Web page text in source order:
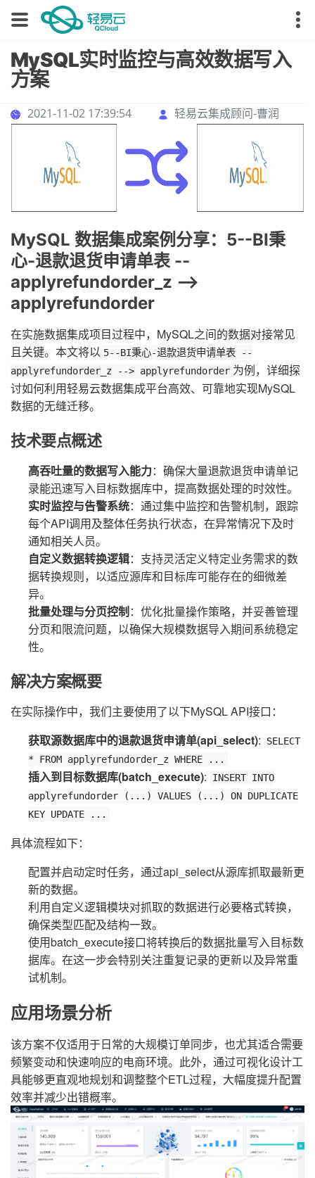
MySQL实时监控与高效数据写入
方案
2021-11-02 17:39:54 轻易云集成顾问-曹润
MySQL 数据集成案例分享：5--BI秉
心-退款退货申请单表 --
applyrefundorder_z -->
applyrefundorder
在实施数据集成项目过程中，MySQL之间的数据对接常见
且关键。本文将以 5--BI秉心-退款退货申请单表 --
applyrefundorder_z --> applyrefundorder 为例，详细探
讨如何利用轻易云数据集成平台高效、可靠地实现MySQL
数据的无缝迁移。
技术要点概述
高吞吐量的数据写入能力：确保大量退款退货申请单记
录能迅速写入目标数据库中，提高数据处理的时效性。
实时监控与告警系统：通过集中监控和告警机制，跟踪
每个API调用及整体任务执行状态，在异常情况下及时
通知相关人员。
自定义数据转换逻辑：支持灵活定义特定业务需求的数
据转换规则，以适应源库和目标库可能存在的细微差
异。
批量处理与分页控制：优化批量操作策略，并妥善管理
分页和限流问题，以确保大规模数据导入期间系统稳定
性。
解决方案概要
在实际操作中，我们主要使用了以下MySQL API接口：
获取源数据库中的退款退货申请单(api_select):
SELECT
* FROM applyrefundorder_z WHERE ...
插入到目标数据库(batch_execute):
INSERT INTO
applyrefundorder (...) VALUES (...) ON DUPLICATE
KEY UPDATE ...
具体流程如下：
配置并启动定时任务，通过api_select从源库抓取最新更
新的数据。
利用自定义逻辑模块对抓取的数据进行必要格式转换，
确保类型匹配及结构一致。
使用batch_execute接口将转换后的数据批量写入目标数
据库。在这一步会特别关注重复记录的更新以及异常重
试机制。
应用场景分析
该方案不仅适用于日常的大规模订单同步，也尤其适合需要
频繁变动和快速响应的电商环境。此外，通过可视化设计工
具能够更直观地规划和调整整个ETL过程，大幅度提升配置
效率并减少出错概率。